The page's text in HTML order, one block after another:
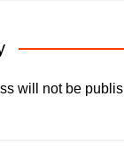
will not be